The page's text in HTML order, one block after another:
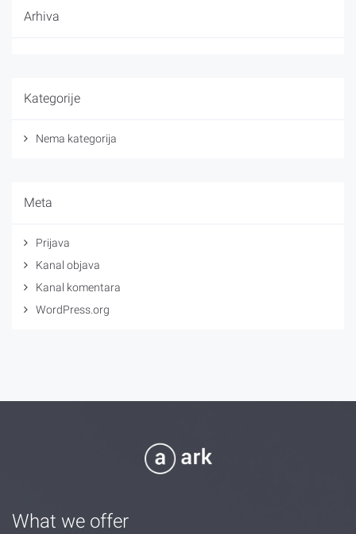
Arhiva
Kategorije
Nema kategorija
Meta
Prijava
Kanal objava
Kanal komentara
WordPress.org
What we offer